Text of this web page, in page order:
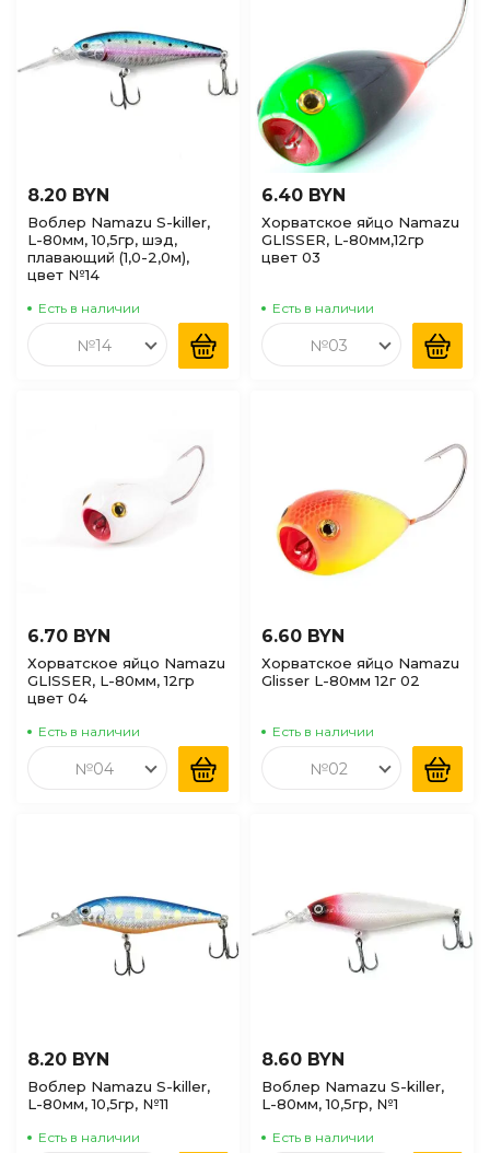
8.20 BYN
Воблер Namazu S-killer,
L-80мм, 10,5гр, шэд,
плавающий (1,0-2,0м),
цвет №14
Есть в наличии
№14
6.40 BYN
Хорватское яйцо Namazu
GLISSER, L-80мм,12гр
цвет 03
Есть в наличии
№03
6.70 BYN
Хорватское яйцо Namazu
GLISSER, L-80мм, 12гр
цвет 04
Есть в наличии
№04
6.60 BYN
Хорватское яйцо Namazu
Glisser L-80мм 12г 02
Есть в наличии
№02
8.20 BYN
Воблер Namazu S-killer,
L-80мм, 10,5гр, №11
Есть в наличии
8.60 BYN
Воблер Namazu S-killer,
L-80мм, 10,5гр, №1
Есть в наличии